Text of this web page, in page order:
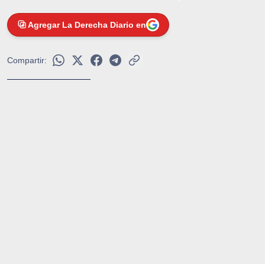
Agregar La Derecha Diario en
Compartir: